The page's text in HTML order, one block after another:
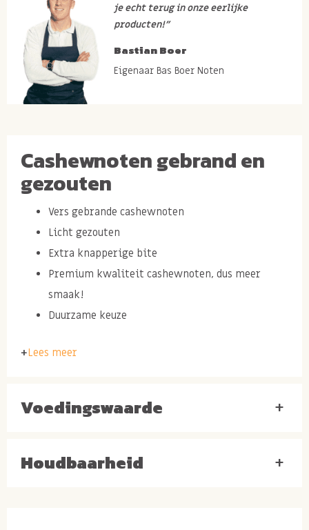
je echt terug in onze eerlijke
producten!”
Bastian Boer
Eigenaar Bas Boer Noten
Cashewnoten gebrand en
gezouten
Vers gebrande cashewnoten
Licht gezouten
Extra knapperige bite
Premium kwaliteit cashewnoten, dus meer
smaak!
Duurzame keuze
Smaakvolle cashewnoten met
Lees meer
Voedingswaarde +
Houdbaarheid +